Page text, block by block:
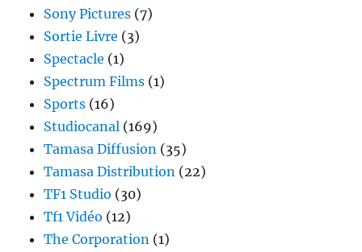
Sony Pictures (7)
Sortie Livre (3)
Spectacle (1)
Spectrum Films (1)
Sports (16)
Studiocanal (169)
Tamasa Diffusion (35)
Tamasa Distribution (22)
TF1 Studio (30)
Tf1 Vidéo (12)
The Corporation (1)